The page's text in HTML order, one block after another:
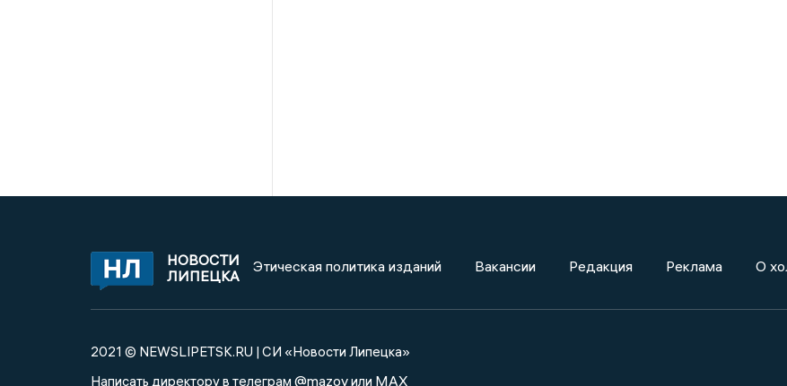
НОВОСТИ
ЛИПЕЦКА
Этическая политика изданий Вакансии Редакция Реклама О
2021 © NEWSLIPETSK.RU | СИ «Новости Липецка»
Написать директору в телеграм @mazovили MAX